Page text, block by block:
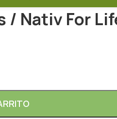
/ Nativ For